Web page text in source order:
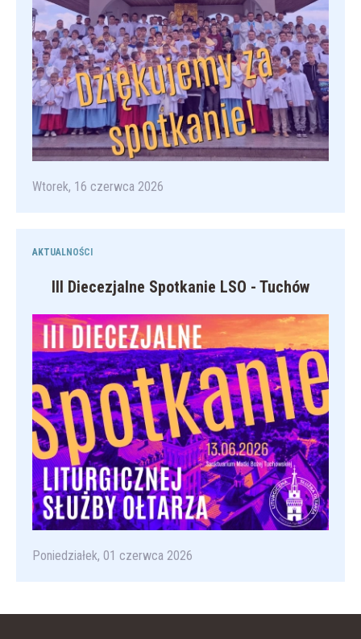
Wtorek, 16 czerwca 2026
AKTUALNOŚCI
III Diecezjalne Spotkanie LSO - Tuchów
Poniedziałek, 01 czerwca 2026